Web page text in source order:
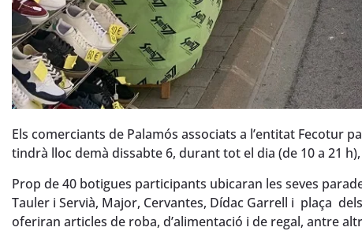
Els comerciants de Palamós associats a l’entitat Fecotur
tindrà lloc demà dissabte 6, durant tot el dia (de 10 a 21
Prop de 40 botigues participants ubicaran les seves
Tauler i Servià, Major, Cervantes, Dídac Garrell i plaça
oferiran articles de roba, d’alimentació i de regal, antre